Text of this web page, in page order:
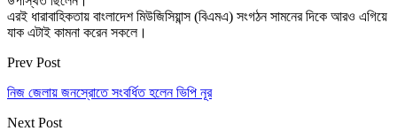
এরই ধারাবাহিকতায় বাংলাদেশ মিউজিসিয়ান্স (বিএমএ) সংগঠন সামনের দিকে আরও এগিয়ে
যাক এটাই কামনা করেন সকলে।
Prev Post
নিজ জেলায় জনস্রোতে সংবর্ধিত হলেন ভিপি নূর
Next Post